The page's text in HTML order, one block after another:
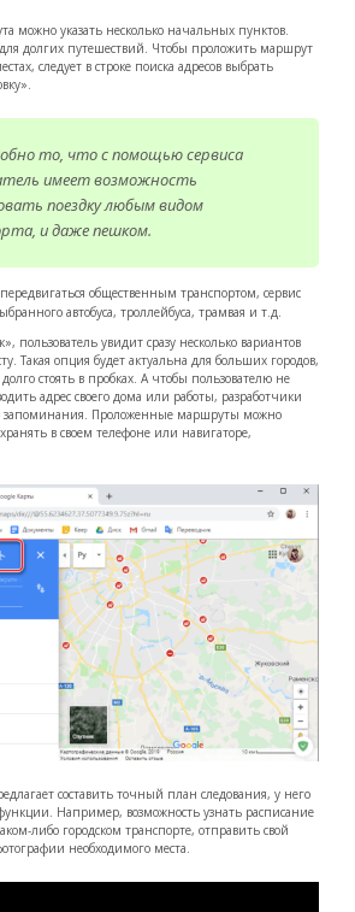
можно указать несколько начальных пунктов.
долгих путешествий. Чтобы проложить маршрут
следует в строке поиска адресов выбрать
то, что с помощью сервиса
имеет возможность
поездку любым видом
и даже пешком.
общественным транспортом, сервис
автобуса, троллейбуса, трамвая и т.д.
пользователь увидит сразу несколько вариантов
Такая опция будет актуальна для больших городов,
стоять в пробках. А чтобы пользователю не
адрес своего дома или работы, разработчики
запоминания. Проложенные маршруты можно
в своем телефоне или навигаторе,
составить точный план следования, у него
Например, возможность узнать расписание
либо городском транспорте, отправить свой
необходимого места.